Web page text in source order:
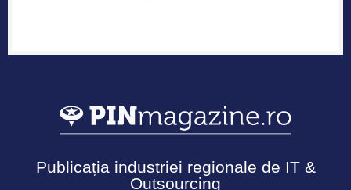
Publicația industriei regionale de IT &
Outsourcing